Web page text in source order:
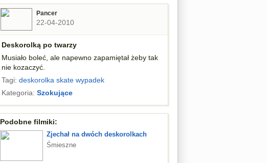
Pancer
22-04-2010
Deskorolką po twarzy
Musiało boleć, ale napewno zapamiętał żeby tak
nie kozaczyć.
Tagi: deskorolka skate wypadek
Kategoria: Szokujące
Podobne filmiki:
Zjechał na dwóch deskorolkach
Śmieszne